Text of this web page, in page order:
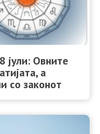
јули: Овните
а
со законот